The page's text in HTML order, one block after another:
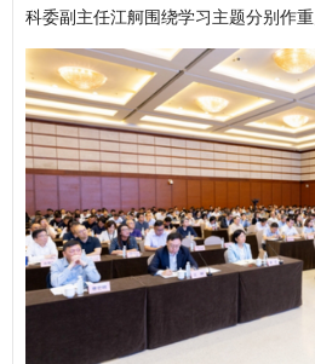
科委副主任江舸围绕学习主题分别作重